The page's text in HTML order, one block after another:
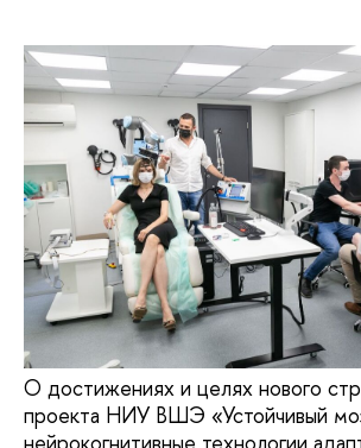
О достижениях и целях нового
проекта НИУ ВШЭ «Устойчивый